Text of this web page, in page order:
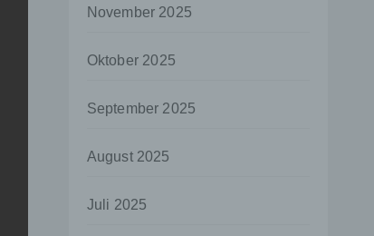
November 2025
Oktober 2025
September 2025
August 2025
Juli 2025